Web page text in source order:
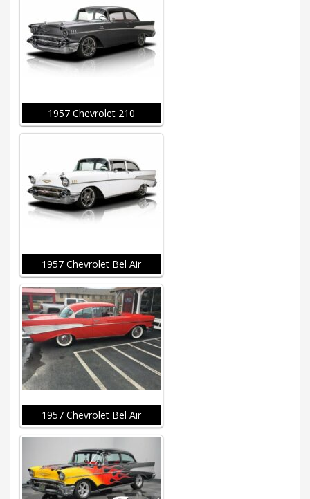
1957 Chevrolet 210
1957 Chevrolet Bel Air
1957 Chevrolet Bel Air